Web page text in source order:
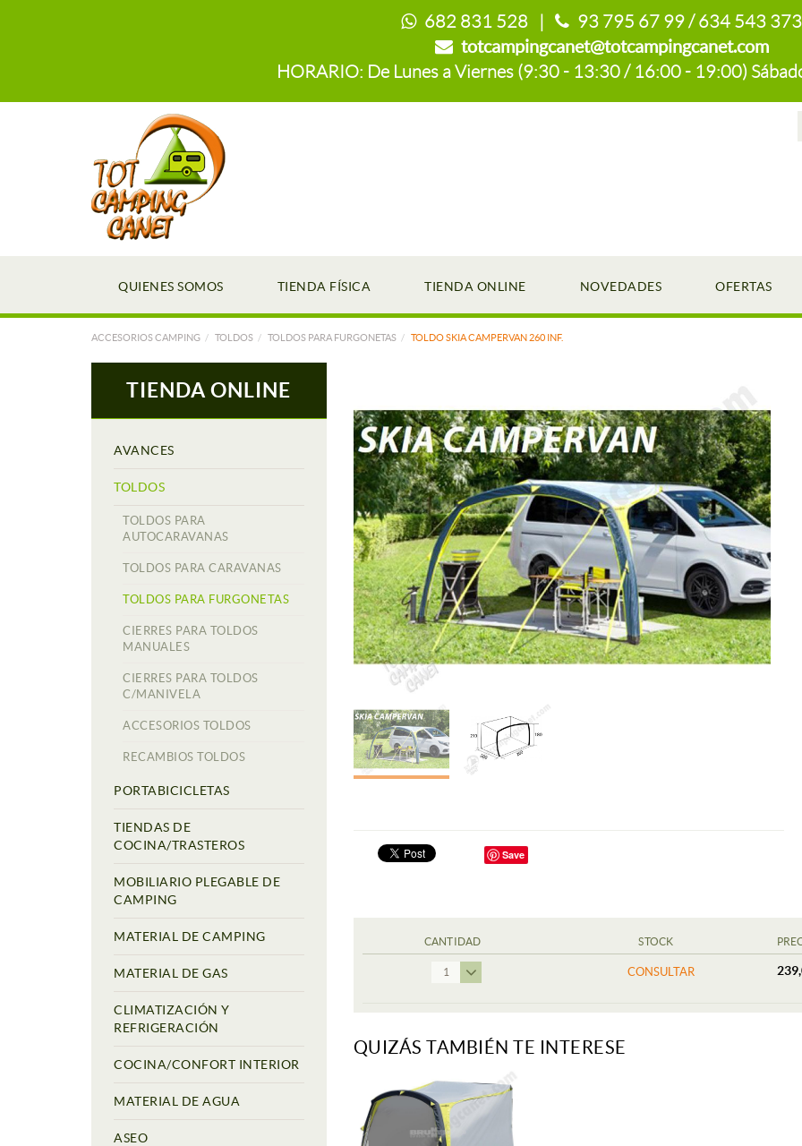
682 831 528 |
93 795 67 99 / 634 543 373
totcampingcanet@totcampingcanet.com
HORARIO: De Lunes a Viernes (9:30 - 13:30 / 16:00 - 19:00)
QUIENES SOMOS TIENDA FÍSICA TIENDA ONLINE NOVEDADES OFERTAS
ACCESORIOS CAMPING TOLDOS TOLDOS PARA FURGONETAS TOLDO SKIA CAMPERVAN 260 INF.
TIENDA ONLINE
AVANCES
TOLDOS
TOLDOS PARA
AUTOCARAVANAS
TOLDOS PARA CARAVANAS
TOLDOS PARA FURGONETAS
CIERRES PARA TOLDOS
MANUALES
CIERRES PARA TOLDOS
C/MANIVELA
ACCESORIOS TOLDOS
RECAMBIOS TOLDOS
PORTABICICLETAS
TIENDAS DE
COCINA/TRASTEROS
MOBILIARIO PLEGABLE DE
CAMPING
MATERIAL DE CAMPING
MATERIAL DE GAS
CLIMATIZACIÓN Y
REFRIGERACIÓN
COCINA/CONFORT INTERIOR
MATERIAL DE AGUA
ASEO
Save
CANTIDAD STOCK
1 CONSULTAR
QUIZÁS TAMBIÉN TE INTERESE